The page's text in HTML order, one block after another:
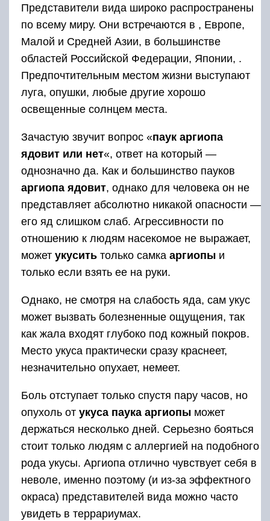
Представители вида широко распространены
по всему миру. Они встречаются в , Европе,
Малой и Средней Азии, в большинстве
областей Российской Федерации, Японии, .
Предпочтительным местом жизни выступают
луга, опушки, любые другие хорошо
освещенные солнцем места.
Зачастую звучит вопрос «паук аргиопа
ядовит или нет«, ответ на который —
однозначно да. Как и большинство пауков
аргиопа ядовит, однако для человека он не
представляет абсолютно никакой опасности —
его яд слишком слаб. Агрессивности по
отношению к людям насекомое не выражает,
может укусить только самка аргиопы и
только если взять ее на руки.
Однако, не смотря на слабость яда, сам укус
может вызвать болезненные ощущения, так
как жала входят глубоко под кожный покров.
Место укуса практически сразу краснеет,
незначительно опухает, немеет.
Боль отступает только спустя пару часов, но
опухоль от укуса паука аргиопы может
держаться несколько дней. Серьезно бояться
стоит только людям с аллергией на подобного
рода укусы. Аргиопа отлично чувствует себя в
неволе, именно поэтому (и из-за эффектного
окраса) представителей вида можно часто
увидеть в террариумах.